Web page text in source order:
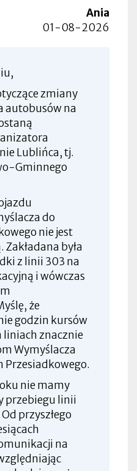
Ania
01-08-2026
zmiany
autobusów na
Lublińca, tj.
Gminnego
do
nie jest
Zakładana była
z linii 303 na
i wówczas
że
godzin kursów
liniach znacznie
Wymyślacza
Przesiadkowego.
nie mamy
przebiegu linii
przyszłego
na